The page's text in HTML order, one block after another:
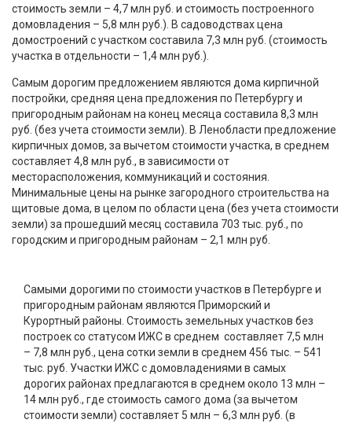
стоимость земли – 4,7 млн руб. и стоимость построенного
домовладения – 5,8 млн руб.). В садоводствах цена
домостроений с участком составила 7,3 млн руб. (стоимость
участка в отдельности – 1,4 млн руб.).
Самым дорогим предложением являются дома кирпичной
постройки, средняя цена предложения по Петербургу и
пригородным районам на конец месяца составила 8,3 млн
руб. (без учета стоимости земли). В Ленобласти предложение
кирпичных домов, за вычетом стоимости участка, в среднем
составляет 4,8 млн руб., в зависимости от
месторасположения, коммуникаций и состояния.
Минимальные цены на рынке загородного строительства на
щитовые дома, в целом по области цена (без учета стоимости
земли) за прошедший месяц составила 703 тыс. руб., по
городским и пригородным районам – 2,1 млн руб.
Самыми дорогими по стоимости участков в Петербурге и
пригородным районам являются Приморский и
Курортный районы. Стоимость земельных участков без
построек со статусом ИЖС в среднем составляет 7,5 млн
– 7,8 млн руб., цена сотки земли в среднем 456 тыс. – 541
тыс. руб. Участки ИЖС с домовладениями в самых
дорогих районах предлагаются в среднем около 13 млн –
14 млн руб., где стоимость самого дома (за вычетом
стоимости земли) составляет 5 млн – 6,3 млн руб. (в